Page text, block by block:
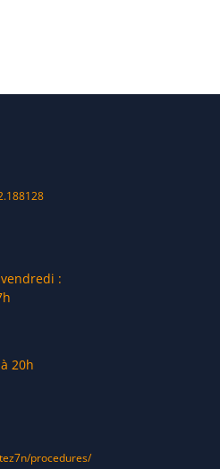
:
20h
procedures/